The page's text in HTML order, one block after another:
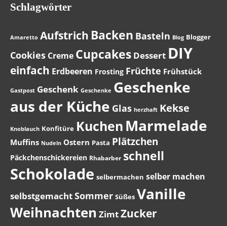
Schlagwörter
Amaretto Aufstrich Backen Basteln Blog Blogger
Cookies Creme Cupcakes Dessert DIY
einfach Erdbeeren Frosting Früchte Frühstück
Gastpost Geschenk Geschenke Geschenke
aus der Küche Glas herzhaft Kekse
Knoblauch Konfitüre Kuchen Marmelade
Muffins Nudeln Ostern Pasta Plätzchen
Päckchenschickereien Rhabarber schnell
Schokolade selbermachen selber machen
selbstgemachtSommer Süßes Vanille
Weihnachten ZimtZucker